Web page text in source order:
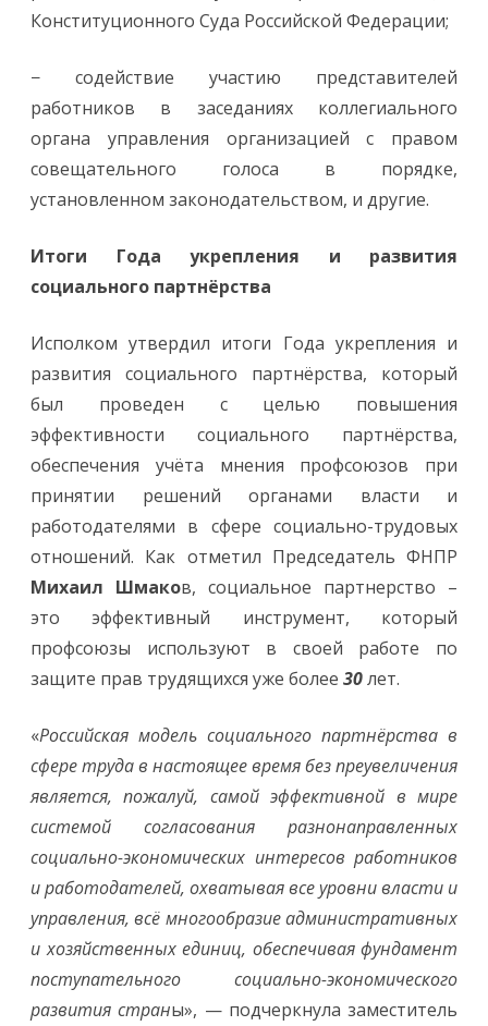
Конституционного Суда Российской Федерации;
− содействие участию представителей
работников в заседаниях коллегиального
органа управления организацией с правом
совещательного голоса в порядке,
установленном законодательством, и другие.
Итоги Года укрепления и развития
социального партнёрства
Исполком утвердил итоги Года укрепления и
развития социального партнёрства, который
был проведен с целью повышения
эффективности социального партнёрства,
обеспечения учёта мнения профсоюзов при
принятии решений органами власти и
работодателями в сфере социально-трудовых
отношений. Как отметил Председатель ФНПР
Михаил Шмаков, социальное партнерство –
это эффективный инструмент, который
профсоюзы используют в своей работе по
защите прав трудящихся уже более 30лет.
«Российская модель социального партнёрства в
сфере труда в настоящее время без преувеличения
является, пожалуй, самой эффективной в мире
системой согласования разнонаправленных
социально-экономических интересов работников
и работодателей, охватывая все уровни власти и
управления, всё многообразие административных
и хозяйственных единиц, обеспечивая фундамент
поступательного социально-экономического
развития страны», — подчеркнула заместитель